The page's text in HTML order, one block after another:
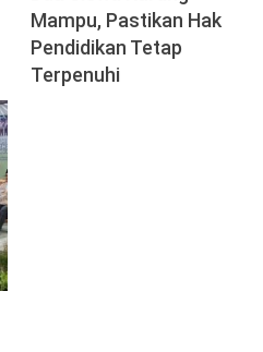
Mampu, Pastikan Hak
Pendidikan Tetap
Terpenuhi